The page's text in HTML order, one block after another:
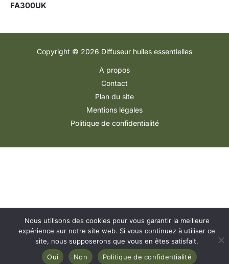
FA300UK
Copyright © 2026 Diffuseur huiles essentielles
A propos
Contact
Plan du site
Mentions légales
Politique de confidentialité
Nous utilisons des cookies pour vous garantir la meilleure
expérience sur notre site web. Si vous continuez à utiliser ce
site, nous supposerons que vous en êtes satisfait.
Oui
Non Politique de confidentialité